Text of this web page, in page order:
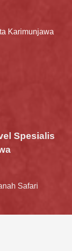
Karimunjawa
Spesialis
Safari